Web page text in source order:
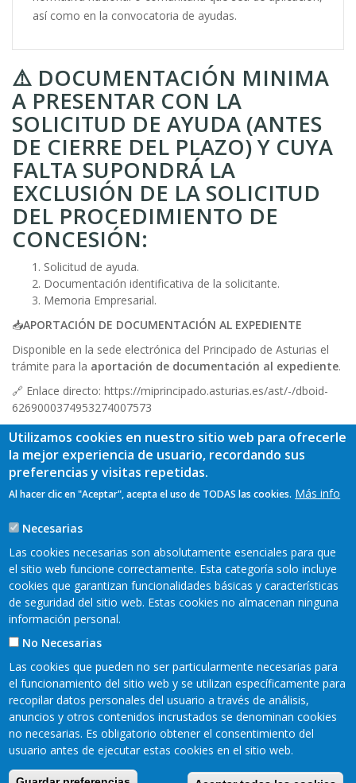
así como en la convocatoria de ayudas.
⚠️ DOCUMENTACIÓN MINIMA
A PRESENTAR CON LA
SOLICITUD DE AYUDA (ANTES
DE CIERRE DEL PLAZO) Y CUYA
FALTA SUPONDRÁ LA
EXCLUSIÓN DE LA SOLICITUD
DEL PROCEDIMIENTO DE
CONCESIÓN:
Solicitud de ayuda.
Documentación identificativa de la solicitante.
Memoria Empresarial.
📥APORTACIÓN DE DOCUMENTACIÓN AL EXPEDIENTE
Disponible en la sede electrónica del Principado de Asturias el
trámite para la aportación de documentación al expediente.
🔗 Enlace directo: https://miprincipado.asturias.es/ast/-/dboid-
6269000374953274007573
Pie
Mapa web
Aviso legal
Política de privacidad
Cookies
Accesibilidad
Utilizamos cookies en nuestro sitio web para ofrecerle
la mejor experiencia de usuario, recordando sus
preferencias y visitas repetidas.
Al hacer clic en "Aceptar", acepta el uso de TODAS las cookies. Más info
Necesarias
Las cookies necesarias son absolutamente esenciales para que
el sitio web funcione correctamente. Esta categoría solo incluye
cookies que garantizan funcionalidades básicas y características
de seguridad del sitio web. Estas cookies no almacenan ninguna
información personal.
No Necesarias
Las cookies que pueden no ser particularmente necesarias para
el funcionamiento del sitio web y se utilizan específicamente para
recopilar datos personales del usuario a través de análisis,
anuncios y otros contenidos incrustados se denominan cookies
no necesarias. Es obligatorio obtener el consentimiento del
usuario antes de ejecutar estas cookies en el sitio web.